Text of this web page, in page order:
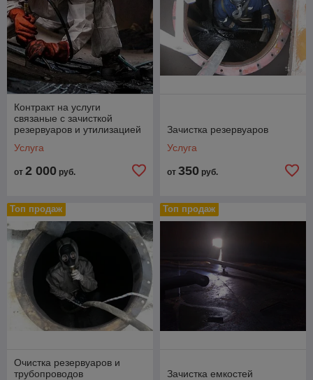
Контракт на услуги
связаные с зачисткой
резервуаров и утилизацией
некондиционного
Услуга
от 2 000 руб.
Зачистка резервуаров
Услуга
от 350 руб.
Топ продаж
Очистка резервуаров и
трубопроводов
Топ продаж
Зачистка емкостей